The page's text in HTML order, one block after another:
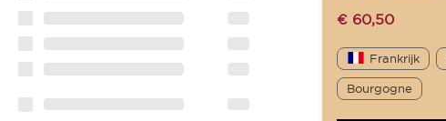
€60,50
Frankrijk
Bourgogne